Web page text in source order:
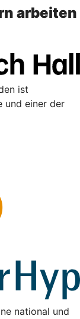
arbeiten
ist
und einer der
national und